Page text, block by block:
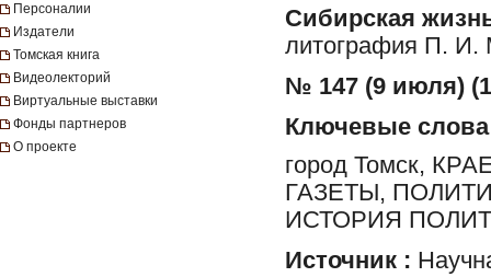
Персоналии
Издатели
Томская книга
Видеолекторий
Виртуальные выставки
Фонды партнеров
О проекте
Сибирская
литография П. И.
№ 147 (9 июля)
Ключевые слова
город Томск,
ГАЗЕТЫ,
ИСТОРИЯ
Источник :